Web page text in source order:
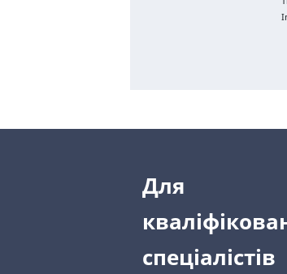
Для
спеціалістів